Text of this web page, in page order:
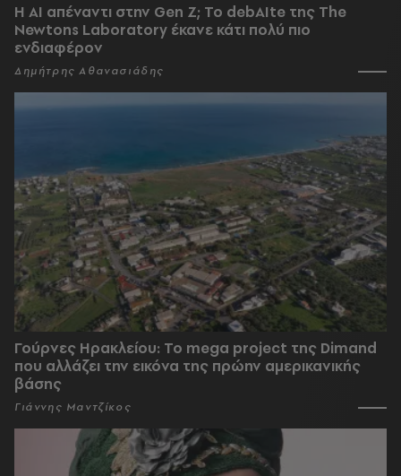
Η AI απέναντι στην Gen Z; Το debAIte της The
Newtons Laboratory έκανε κάτι πολύ πιο
ενδιαφέρον
Δημήτρης Αθανασιάδης
Γούρνες Ηρακλείου: To mega project της Dimand
που αλλάζει την εικόνα της πρώην αμερικανικής
βάσης
Γιάννης Μαντζίκος